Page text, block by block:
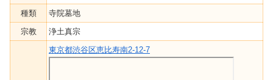
種類
寺院墓地
宗教
浄土真宗
東京都渋谷区恵比寿南2-12-7